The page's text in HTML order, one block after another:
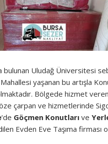
bulunan Uludağ Üniversitesi
yaşanan bu artışla
Bölgede hizmet
çarpan ve hizmetlerinde
‘de Göçmen Konutları ve
Evden Eve Taşıma